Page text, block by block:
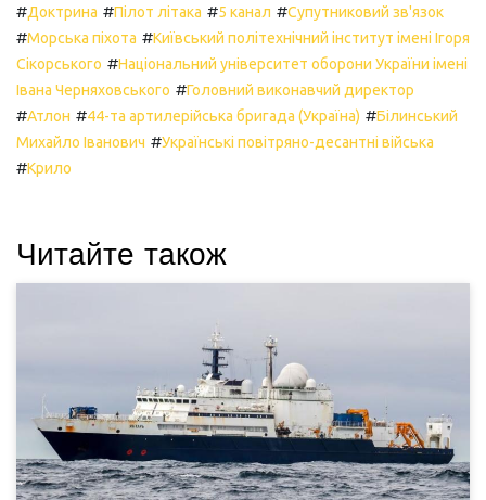
#Доктрина #Пілот літака #5 канал #Супутниковий зв'язок
#Морська піхота #Київський політехнічний інститут імені Ігоря
Сікорського #Національний університет оборони України імені
Івана Черняховського #Головний виконавчий директор
#Атлон #44-та артилерійська бригада (Україна) #Білинський
Михайло Іванович #Українські повітряно-десантні війська
#Крило
Читайте також